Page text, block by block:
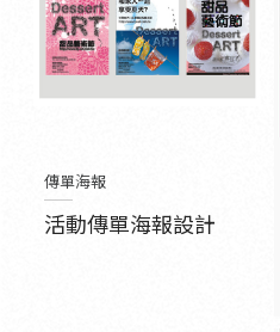
傳單海報
活動傳單海報設計